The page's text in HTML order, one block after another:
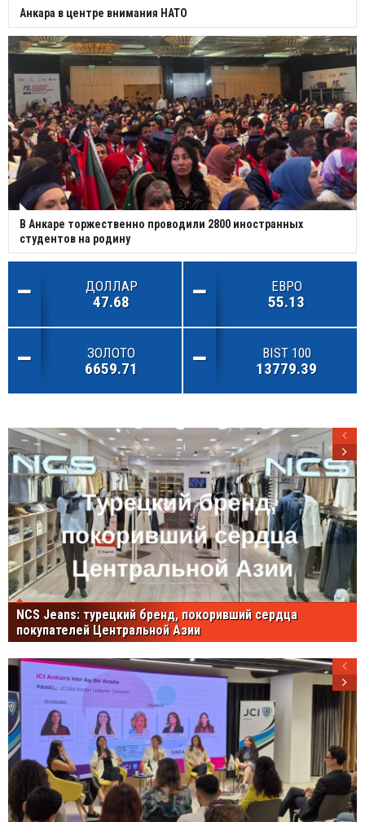
Анкара в центре внимания НАТО
В Анкаре торжественно проводили 2800 иностранных
студентов на родину
ДОЛЛАР
47.68
ЕВРО
55.13
ЗОЛОТО
6659.71
BIST 100
13779.39
NCS Jeans: турецкий бренд, покоривший сердца
покупателей Центральной Азии